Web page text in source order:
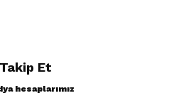
Et
hesaplarımız